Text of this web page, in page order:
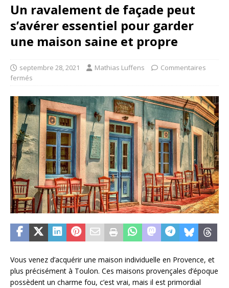
Un ravalement de façade peut
s’avérer essentiel pour garder
une maison saine et propre
septembre 28, 2021 Mathias Luffens
Commentaires
fermés
Vous venez d’acquérir une maison individuelle en Provence, et
plus précisément à Toulon. Ces maisons provençales d’époque
possèdent un charme fou, c’est vrai, mais il est primordial